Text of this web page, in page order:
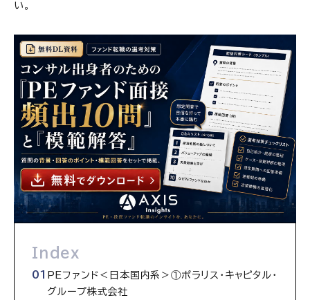
い。
Index
PEファンド＜日本国内系＞①ポラリス・キャピタル・
グループ株式会社